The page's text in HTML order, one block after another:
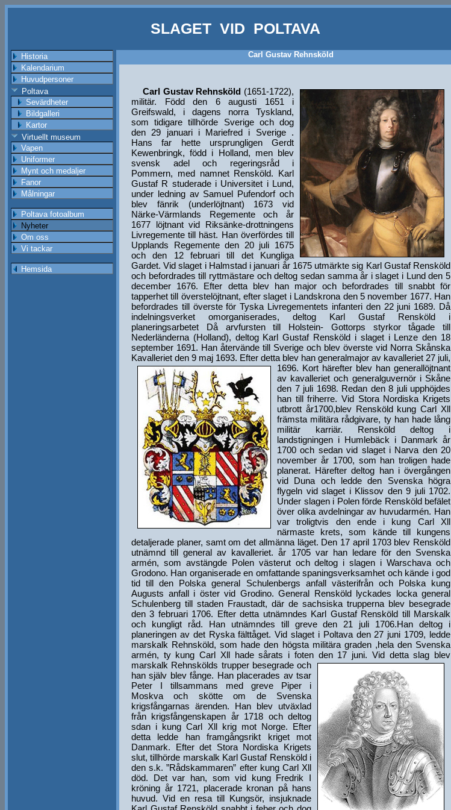
SLAGET VID POLTAVA
Historia
Kalendarium
Huvudpersoner
Poltava
Sevärdheter
Bildgalleri
Kartor
Virtuellt museum
Vapen
Uniformer
Mynt och medaljer
Fanor
Målningar
Poltava fotoalbum
Nyheter
Om oss
Vi tackar
Hemsida
Carl Gustav Rehnsköld
Carl Gustav Rehnsköld (1651-1722),
militär. Född den 6 augusti 1651 i
Greifswald, i dagens norra Tyskland,
som tidigare tillhörde Sverige och dog
den 29 januari i Mariefred i Sverige .
Hans far hette ursprungligen Gerdt
Kewenbringk, född i Holland, men blev
svensk adel och regeringsråd i
Pommern, med namnet Rensköld. Karl
Gustaf R studerade i Universitet i Lund,
under ledning av Samuel Pufendorf och
blev fänrik (underlöjtnant) 1673 vid
Närke-Värmlands Regemente och år
1677 löjtnant vid Riksänke-drottningens
Livregemente till häst. Han överfördes till
Upplands Regemente den 20 juli 1675
och den 12 februari till det Kungliga
Gardet. Vid slaget i Halmstad i januari år 1675 utmärkte sig Karl Gustaf Rensköld
och befordrades till ryttmästare och deltog sedan samma år i slaget i Lund den 5
december 1676. Efter detta blev han major och befordrades till snabbt för
tapperhet till överstelöjtnant, efter slaget i Landskrona den 5 november 1677. Han
befordrades till överste för Tyska Livregementets infanteri den 22 juni 1689. Då
indelningsverket omorganiserades, deltog Karl Gustaf Rensköld i
planeringsarbetet Då arvfursten till Holstein- Gottorps styrkor tågade till
Nederländerna (Holland), deltog Karl Gustaf Rensköld i slaget i Lenze den 18
september 1691. Han återvände till Sverige och blev överste vid Norra Skånska
Kavalleriet den 9 maj 1693. Efter detta blev han generalmajor av kavalleriet 27 juli,
1696. Kort härefter blev han generallöjtnant
av kavalleriet och generalguvernör i Skåne
den 7 juli 1698. Redan den 8 juli upphöjdes
han till friherre. Vid Stora Nordiska Krigets
utbrott år1700,blev Rensköld kung Carl Xll
främsta militära rådgivare, ty han hade lång
militär karriär. Rensköld deltog i
landstigningen i Humlebäck i Danmark år
1700 och sedan vid slaget i Narva den 20
november år 1700, som han troligen hade
planerat. Härefter deltog han i övergången
vid Duna och ledde den Svenska högra
flygeln vid slaget i Klissov den 9 juli 1702.
Under slagen i Polen förde Rensköld befälet
över olika avdelningar av huvudarmén. Han
var troligtvis den ende i kung Carl Xll
närmaste krets, som kände till kungens
detaljerade planer, samt om det allmänna läget. Den 17 april 1703 blev Rensköld
utnämnd till general av kavalleriet. år 1705 var han ledare för den Svenska
armén, som avstängde Polen västerut och deltog i slagen i Warschava och
Grodono. Han organiserade en omfattande spaningsverksamhet och kände i god
tid till den Polska general Schulenbergs anfall västerifrån och Polska kung
Augusts anfall i öster vid Grodino. General Rensköld lyckades locka general
Schulenberg till staden Fraustadt, där de sachsiska trupperna blev besegrade
den 3 februari 1706. Efter detta utnämndes Karl Gustaf Rensköld till Marskalk
och kungligt råd. Han utnämndes till greve den 21 juli 1706.Han deltog i
planeringen av det Ryska fälttåget. Vid slaget i Poltava den 27 juni 1709, ledde
marskalk Rehnsköld, som hade den högsta militära graden ,hela den Svenska
armén, ty kung Carl Xll hade sårats i foten den 17 juni. Vid detta slag blev
marskalk Rehnskölds trupper besegrade och
han själv blev fånge. Han placerades av tsar
Peter I tillsammans med greve Piper i
Moskva och skötte om de Svenska
krigsfångarnas ärenden. Han blev utväxlad
från krigsfångenskapen år 1718 och deltog
sdan i kung Carl Xll krig mot Norge. Efter
detta ledde han framgångsrikt kriget mot
Danmark. Efter det Stora Nordiska Krigets
slut, tillhörde marskalk Karl Gustaf Rensköld i
den s.k. ”Rådskammaren” efter kung Carl Xll
död. Det var han, som vid kung Fredrik I
kröning år 1721, placerade kronan på hans
huvud. Vid en resa till Kungsör, insjuknade